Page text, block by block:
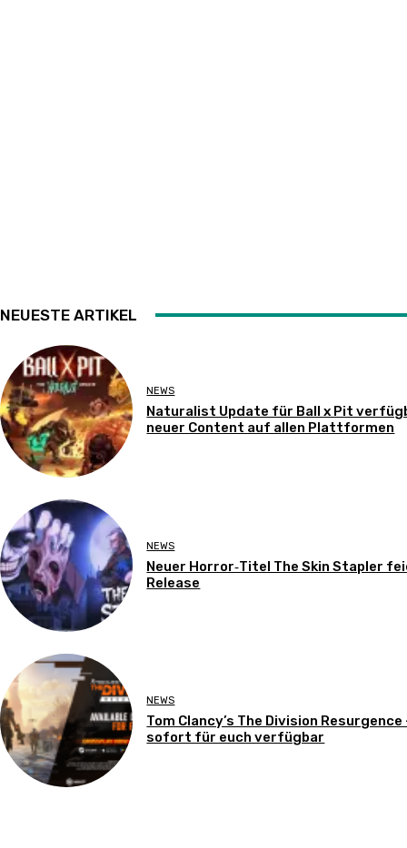
NEUESTE ARTIKEL
NEWS
Naturalist Update für Ball x Pit
neuer Content auf allen Plattformen
NEWS
Neuer Horror‑Titel The Skin Stapler
Release
NEWS
Tom Clancy’s The Division Resurgence
sofort für euch verfügbar